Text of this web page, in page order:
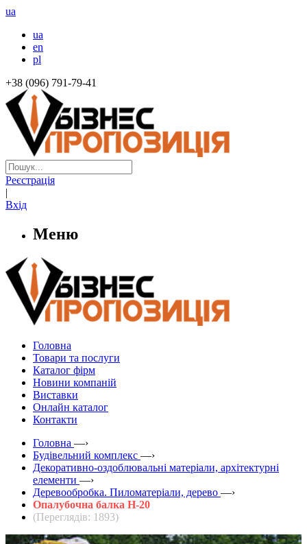
ua
ua
en
pl
+38 (096) 791-79-41
Реєстрація
|
Вхід
Меню
Головна
Товари та послуги
Каталог фірм
Новини компаній
Виставки
Онлайн каталог
Контакти
Головна —›
Будівельний комплекс —›
Декоративно-оздоблювальні матеріали, архітектурні
елементи —›
Деревообробка. Пиломатеріали, дерево —›
Опалубочна балка Н-20
(Переглядів: 1893)